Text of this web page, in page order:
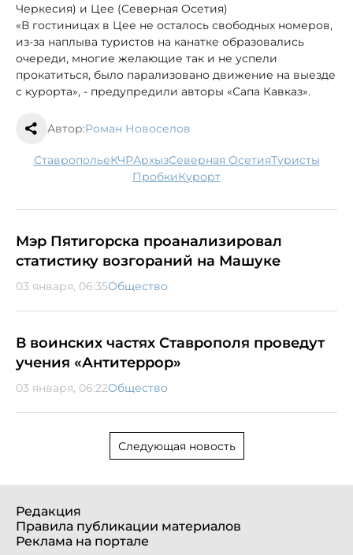
Черкесия) и Цее (Северная Осетия)
«В гостиницах в Цее не осталось свободных номеров,
из-за наплыва туристов на канатке образовались
очереди, многие желающие так и не успели
прокатиться, было парализовано движение на выезде
с курорта», - предупредили авторы «Сапа Кавказ».
Автор:Роман Новоселов
Ставрополье КЧР Архыз Северная Осетия туристы
пробки
курорт
Мэр Пятигорска проанализировал
статистику возгораний на Машуке
03 января, 06:35Общество
В воинских частях Ставрополя проведут
учения «Антитеррор»
03 января, 06:22Общество
Следующая новость
Редакция
Правила публикации материалов
Реклама на портале